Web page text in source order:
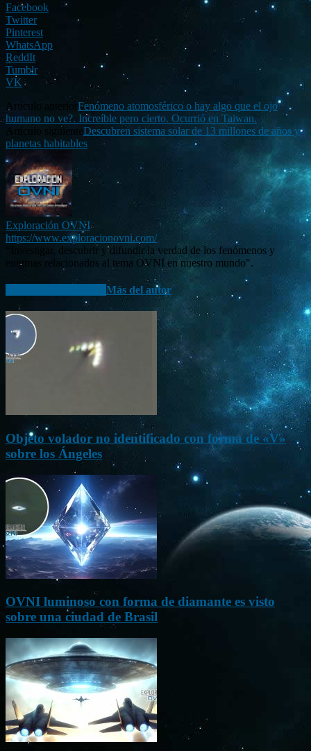
Facebook
Twitter
Pinterest
WhatsApp
ReddIt
Tumblr
VK
Artículo anterior Fenómeno atomosférico o hay algo que el ojo
humano no ve?. Increíble pero cierto. Ocurrió en Taiwan.
Artículo siguienteDescubren sistema solar de 13 millones de años y
planetas habitables
Exploración OVNI
https://www.exploracionovni.com/
“Investigar, descubrir y difundir la verdad de los fenómenos y
enigmas relacionados al tema OVNI en nuestro mundo".
Más del autor
Objeto volador no identificado con forma de «V»
sobre los Ángeles
OVNI luminoso con forma de diamante es visto
sobre una ciudad de Brasil